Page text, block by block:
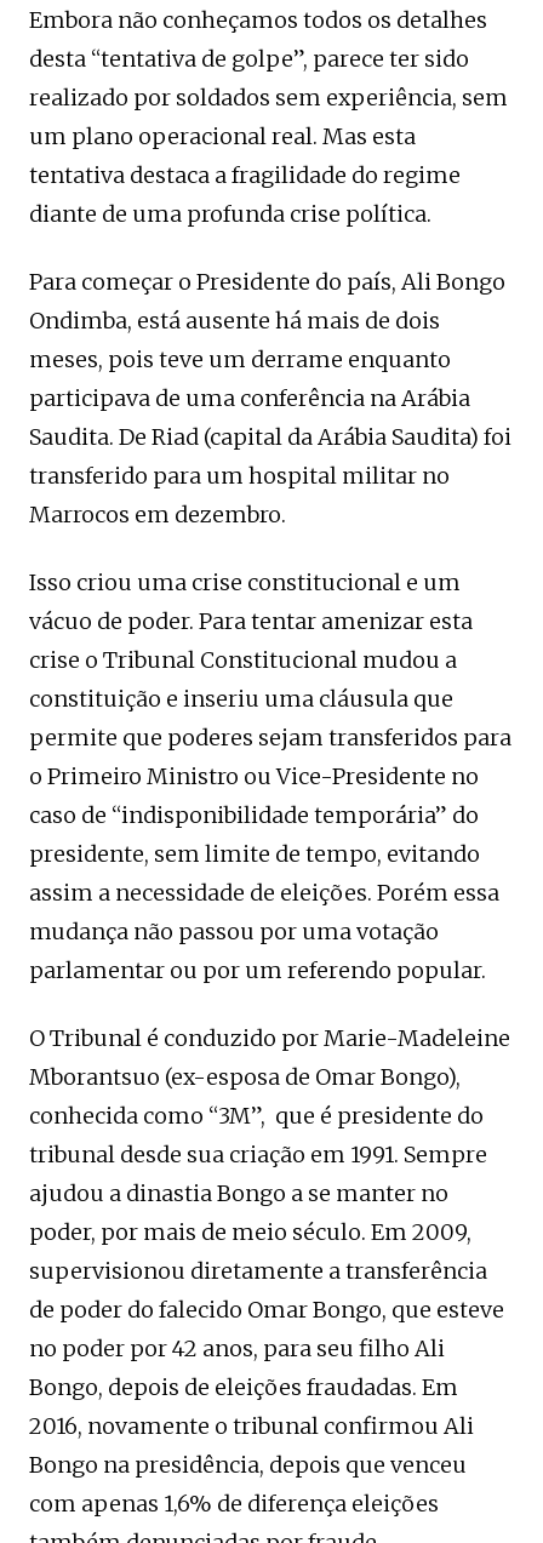
Embora não conheçamos todos os detalhes
desta “tentativa de golpe”, parece ter sido
realizado por soldados sem experiência, sem
um plano operacional real. Mas esta
tentativa destaca a fragilidade do regime
diante de uma profunda crise política.
Para começar o Presidente do país, Ali Bongo
Ondimba, está ausente há mais de dois
meses, pois teve um derrame enquanto
participava de uma conferência na Arábia
Saudita. De Riad (capital da Arábia Saudita) foi
transferido para um hospital militar no
Marrocos em dezembro.
Isso criou uma crise constitucional e um
vácuo de poder. Para tentar amenizar esta
crise o Tribunal Constitucional mudou a
constituição e inseriu uma cláusula que
permite que poderes sejam transferidos para
o Primeiro Ministro ou Vice-Presidente no
caso de “indisponibilidade temporária” do
presidente, sem limite de tempo, evitando
assim a necessidade de eleições. Porém essa
mudança não passou por uma votação
parlamentar ou por um referendo popular.
O Tribunal é conduzido por Marie-Madeleine
Mborantsuo (ex-esposa de Omar Bongo),
conhecida como “3M”, que é presidente do
tribunal desde sua criação em 1991. Sempre
ajudou a dinastia Bongo a se manter no
poder, por mais de meio século. Em 2009,
supervisionou diretamente a transferência
de poder do falecido Omar Bongo, que esteve
no poder por 42 anos, para seu filho Ali
Bongo, depois de eleições fraudadas. Em
2016, novamente o tribunal confirmou Ali
Bongo na presidência, depois que venceu
com apenas 1,6% de diferença eleições